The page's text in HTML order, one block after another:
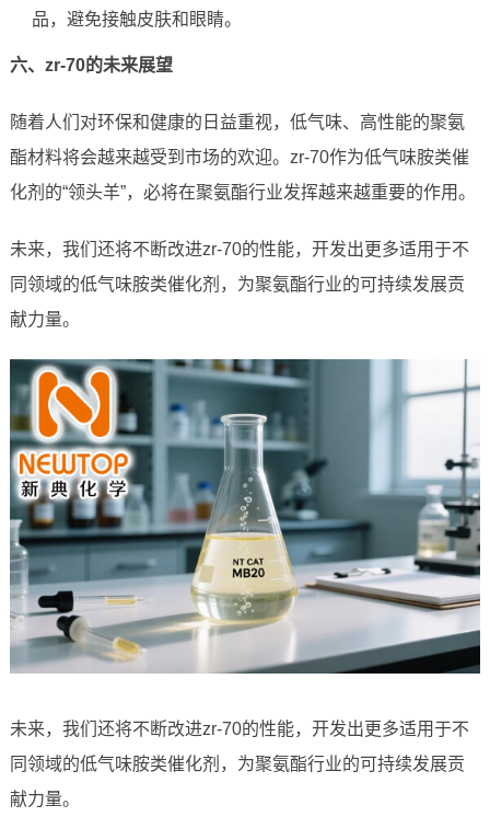
品，避免接触皮肤和眼睛。
六、zr-70的未来展望
随着人们对环保和健康的日益重视，低气味、高性能的聚氨
酯材料将会越来越受到市场的欢迎。zr-70作为低气味胺类催
化剂的“领头羊”，必将在聚氨酯行业发挥越来越重要的作用。
未来，我们还将不断改进zr-70的性能，开发出更多适用于不
同领域的低气味胺类催化剂，为聚氨酯行业的可持续发展贡
献力量。
未来，我们还将不断改进zr-70的性能，开发出更多适用于不
同领域的低气味胺类催化剂，为聚氨酯行业的可持续发展贡
献力量。